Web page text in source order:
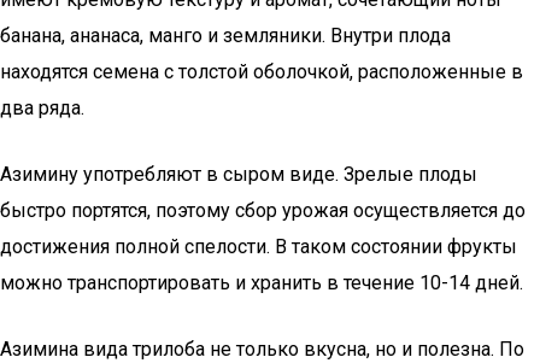
банана, ананаса, манго и земляники. Внутри плода
находятся семена с толстой оболочкой, расположенные в
два ряда.
Азимину употребляют в сыром виде. Зрелые плоды
быстро портятся, поэтому сбор урожая осуществляется до
достижения полной спелости. В таком состоянии фрукты
можно транспортировать и хранить в течение 10-14 дней.
Азимина вида трилоба не только вкусна, но и полезна. По